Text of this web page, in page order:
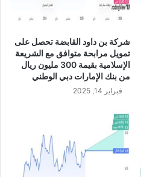
شركة بن داود القابضة تحصل على
تمويل مرابحة متوافق مع الشريعة
الإسلامية بقيمة 300 مليون ريال
من بنك الإمارات دبي الوطني
فبراير 14, 2025